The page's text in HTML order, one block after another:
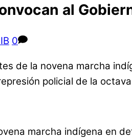
al
0
de la novena marcha
policial de la
marcha indígena en